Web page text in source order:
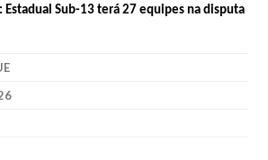
Estadual Sub-13 terá 27 equipes na disputa